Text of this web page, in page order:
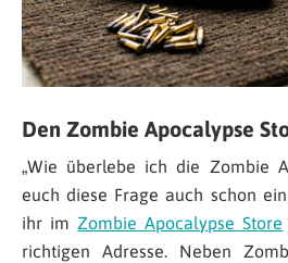
Den Zombie Apocalypse
„Wie überlebe ich die Zombie
euch diese Frage auch schon
ihr imZombie Apocalypse Store
richtigen Adresse. Neben